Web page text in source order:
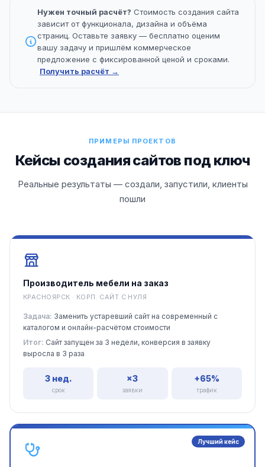
Нужен точный расчёт? Стоимость создания сайта
зависит от функционала, дизайна и объёма
страниц. Оставьте заявку — бесплатно оценим
вашу задачу и пришлём коммерческое
предложение с фиксированной ценой и сроками.
Получить расчёт →
ПРИМЕРЫ ПРОЕКТОВ
Кейсы создания сайтов под ключ
Реальные результаты — создали, запустили, клиенты
пошли
Производитель мебели на заказ
КРАСНОЯРСК · КОРП. САЙТ С НУЛЯ
Задача: Заменить устаревший сайт на современный с
каталогом и онлайн-расчётом стоимости
Итог: Сайт запущен за 3 недели, конверсия в заявку
выросла в 3 раза
3 нед.
срок
×3
заявки
+65%
трафик
Лучший кейс